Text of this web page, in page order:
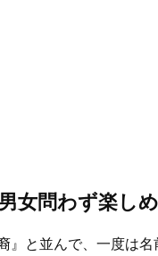
女問わず楽し
』と並んで、一度は